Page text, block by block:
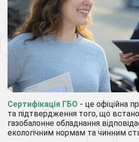
Сертифікація ГБО - це офіційна
та підтвердження того, що
газобалонне обладнання
екологічним нормам та чинним